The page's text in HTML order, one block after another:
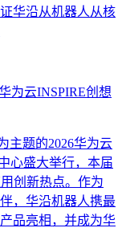
华沿从机器人从核
为云INSPIRE创想
主题的2026华为云
心盛大举行，本届
创新热点。作为
，华沿机器人携最
品亮相，并成为华